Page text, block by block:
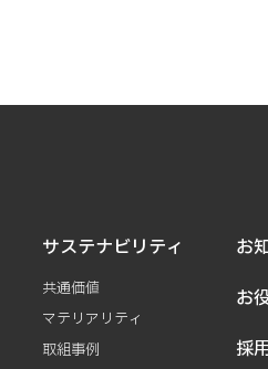
サステナビリティ
共通価値
マテリアリティ
取組事例
お
お
採